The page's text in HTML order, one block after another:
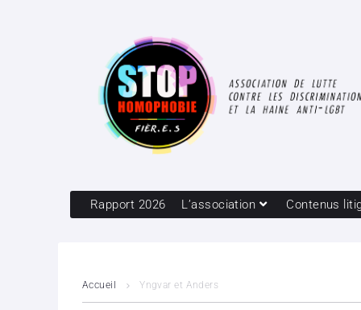
Rapport 2026 L’association Contenus
Accueil Yngvar et Anders